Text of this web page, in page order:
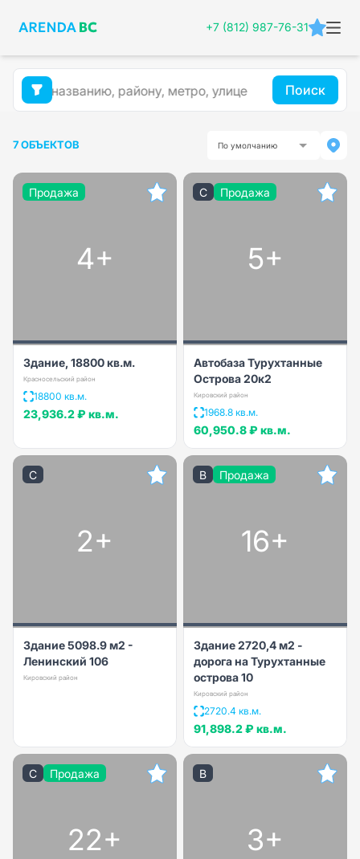
+7 (812) 987-76-31
Поиск
7 ОБЪЕКТОВ По умолчанию
Продажа
4+
Здание, 18800 кв.м.
Красносельский район
18800 кв.м.
23,936.2 ₽ кв.м.
C Продажа
5+
Автобаза Турухтанные
Острова 20к2
Кировский район
1968.8 кв.м.
60,950.8 ₽ кв.м.
C
2+
Здание 5098.9 м2 -
Ленинский 106
Кировский район
B Продажа
16+
Здание 2720,4 м2 -
дорога на Турухтанные
острова 10
Кировский район
2720.4 кв.м.
91,898.2 ₽ кв.м.
C Продажа
22+
B
3+